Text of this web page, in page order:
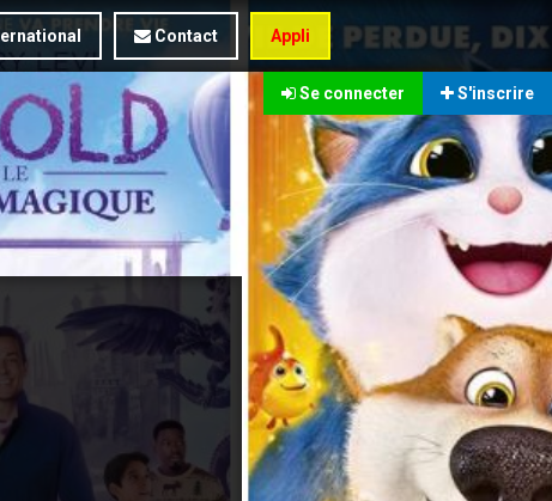
Contact Appli
Se connecter S'inscrire